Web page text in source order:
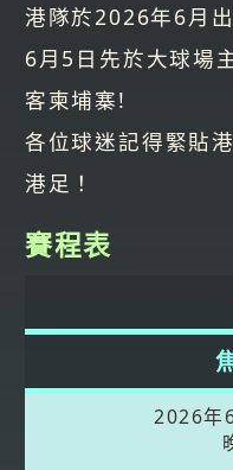
港隊於2026年6月
6月5日先於大球場
客柬埔寨!
各位球迷記得緊貼
港足！
賽程表
2026年